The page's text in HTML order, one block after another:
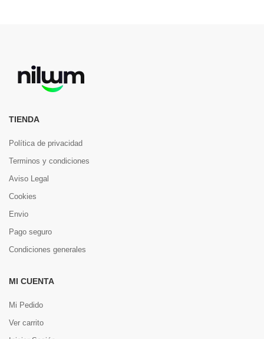
TIENDA
Política de privacidad
Terminos y condiciones
Aviso Legal
Cookies
Envio
Pago seguro
Condiciones generales
MI CUENTA
Mi Pedido
Ver carrito